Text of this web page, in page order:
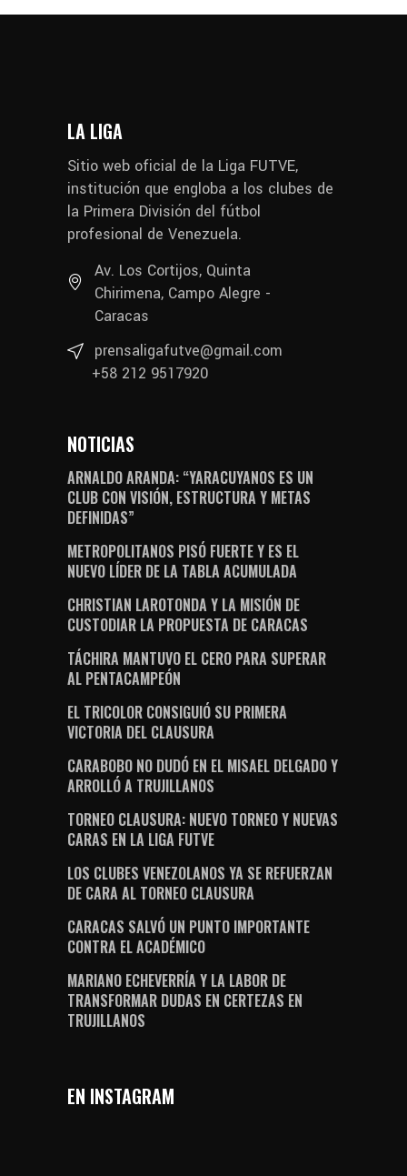
LA LIGA
Sitio web oficial de la Liga FUTVE,
institución que engloba a los clubes de
la Primera División del fútbol
profesional de Venezuela.
Av. Los Cortijos, Quinta
Chirimena, Campo Alegre -
Caracas
prensaligafutve@gmail.com
+58 212 9517920
NOTICIAS
ARNALDO ARANDA: “YARACUYANOS ES UN
CLUB CON VISIÓN, ESTRUCTURA Y METAS
DEFINIDAS”
METROPOLITANOS PISÓ FUERTE Y ES EL
NUEVO LÍDER DE LA TABLA ACUMULADA
CHRISTIAN LAROTONDA Y LA MISIÓN DE
CUSTODIAR LA PROPUESTA DE CARACAS
TÁCHIRA MANTUVO EL CERO PARA SUPERAR
AL PENTACAMPEÓN
EL TRICOLOR CONSIGUIÓ SU PRIMERA
VICTORIA DEL CLAUSURA
CARABOBO NO DUDÓ EN EL MISAEL DELGADO Y
ARROLLÓ A TRUJILLANOS
TORNEO CLAUSURA: NUEVO TORNEO Y NUEVAS
CARAS EN LA LIGA FUTVE
LOS CLUBES VENEZOLANOS YA SE REFUERZAN
DE CARA AL TORNEO CLAUSURA
CARACAS SALVÓ UN PUNTO IMPORTANTE
CONTRA EL ACADÉMICO
MARIANO ECHEVERRÍA Y LA LABOR DE
TRANSFORMAR DUDAS EN CERTEZAS EN
TRUJILLANOS
EN INSTAGRAM